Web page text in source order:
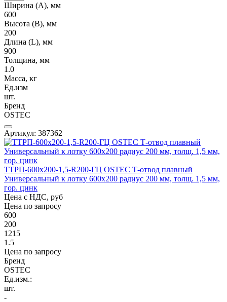
Ширина (А), мм
600
Высота (В), мм
200
Длина (L), мм
900
Толщина, мм
1.0
Масса, кг
Ед.изм
шт.
Бренд
OSTEC
Артикул: 387362
ТТРП-600х200-1,5-R200-ГЦ OSTEC Т-отвод плавный
Универсальный к лотку 600х200 радиус 200 мм, толщ. 1,5 мм,
гор. цинк
Цена с НДС, руб
Цена по запросу
600
200
1215
1.5
Цена по запросу
Бренд
OSTEC
Ед.изм.:
шт.
-